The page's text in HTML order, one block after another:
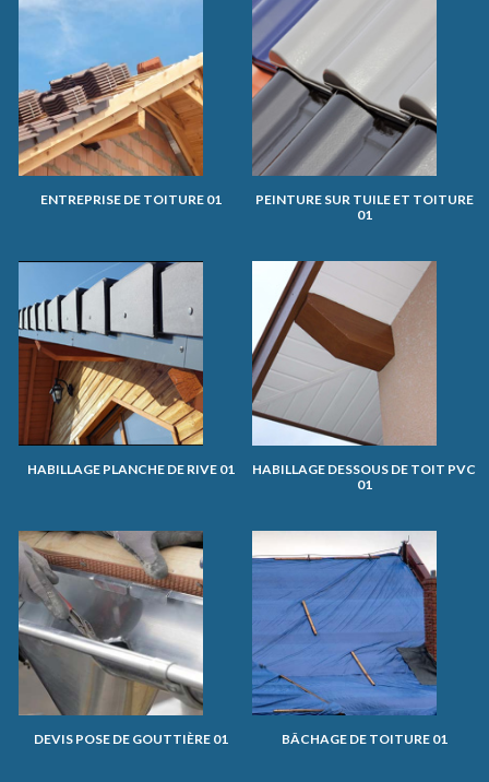
ENTREPRISE DE TOITURE 01
PEINTURE SUR TUILE ET TOITURE
01
HABILLAGE PLANCHE DE RIVE 01
HABILLAGE DESSOUS DE TOIT PVC
01
DEVIS POSE DE GOUTTIÈRE 01 BÂCHAGE DE TOITURE 01